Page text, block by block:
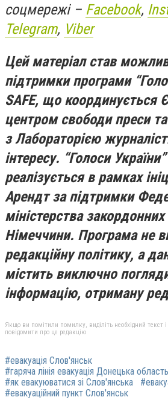
соцмережі – Facebook,
Telegram, Viber
Цей матеріал став
підтримки програми
SAFE, що координується
центром свободи преси
з Лабораторією
інтересу. “Голоси
реалізується в рамках
Арендт за підтримки
міністерства
Німеччини. Програма не
редакційну політику, а
містить виключно
інформацію, отриману
Якщо ви помітили помилку, виділіть необхідний текст
повідомити про це редакцію
#евакуація Слов'янськ
#гаряча лінія евакуація Донецька область
#як евакуюватися зі Слов'янська
#евакуаційний пункт Слов'янськ